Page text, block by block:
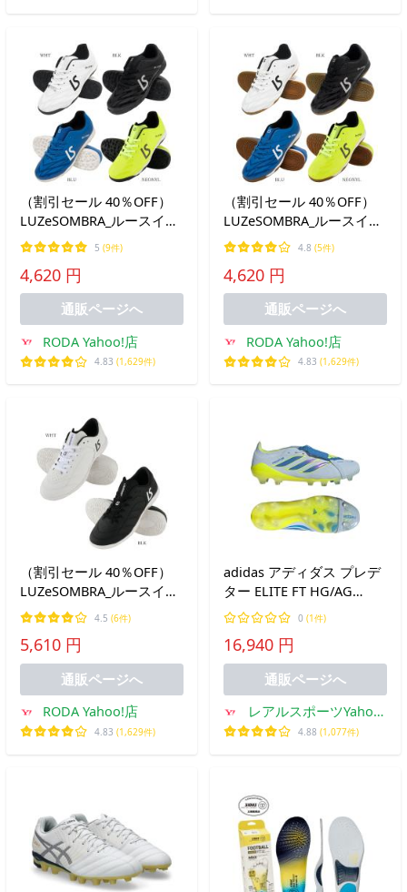
（割引セール 40％OFF）
LUZeSOMBRA_ルースイソ
ンブラ フットサルシュー
ズ ジュニア
FUTEBOLISTA2(TF)
5 (9件)
4,620 円
通販ページへ
RODA Yahoo!店
4.83 (1,629件)
（割引セール 40％OFF）
LUZeSOMBRA_ルースイソ
ンブラ フットサルシュー
ズ ジュニア
FUTEBOLISTA2(IN)
4.8 (5件)
4,620 円
通販ページへ
RODA Yahoo!店
4.83 (1,629件)
（割引セール 40％OFF）
LUZeSOMBRA_ルースイソ
ンブラ フットサルシュー
ズ ALMA CO (IN)
4.5 (6件)
5,610 円
通販ページへ
RODA Yahoo!店
4.83 (1,629件)
adidas アディダス プレデ
ター ELITE FT HG/AG
JAPAN クリスタルスカイ
JR5895 ICE COLD
PRECISION PACK 特価 サ
ッカー用 スパイク 土用 人
0 (1件)
16,940 円
通販ページへ
レアルスポーツYahoo!
店
4.88 (1,077件)